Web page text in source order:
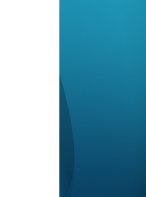
財經｜滙控
財經｜SA售
財經｜精星
地產｜大酒
國際｜特朗
財經｜香港7
財經｜黑石
10:57 財經｜美商
18:15 本地｜新世
17:40 財經｜本港6
財經｜滙控